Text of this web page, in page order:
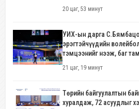
20 цаг, 53 минут
УИХ-ын дарга
эрэгтэйчүүдийн
тэмцээнийг нээж, баг
21 цаг, 19 минут
Төрийн байгуулалтын
хуралдаж, 72 асуудлыг